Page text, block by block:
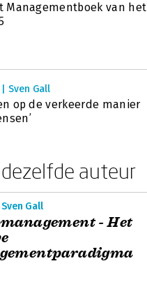
Managementboek van het
Sven Gall
op de verkeerde manier
auteur
Gall
- Het